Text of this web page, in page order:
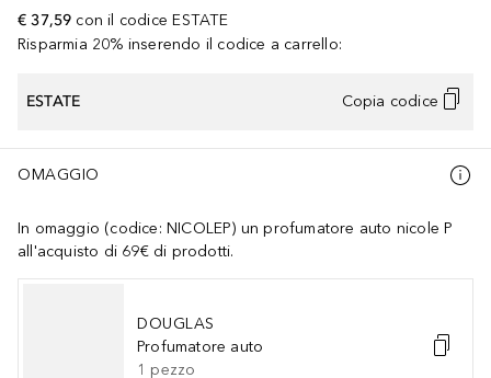
€ 37,59 con il codice ESTATE
Risparmia 20% inserendo il codice a carrello:
ESTATE Copia codice
OMAGGIO
In omaggio (codice: NICOLEP) un profumatore auto nicole P
all'acquisto di 69€ di prodotti.
DOUGLAS
Profumatore auto
1 pezzo